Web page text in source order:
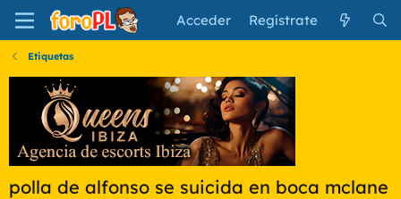
Acceder Regístrate
Etiquetas
polla de alfonso se suicida en boca mclane